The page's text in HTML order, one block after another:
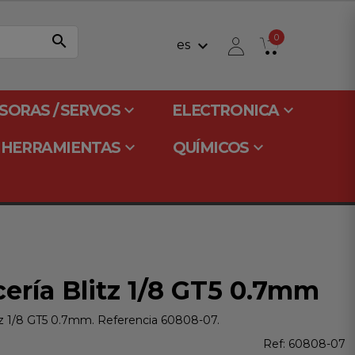
search es keyboard_arrow_down 0
/ SERVOSkeyboard_arrow_down ELECTRONICAkeyboard_arrow_down
HERRAMIENTAS keyboard_arrow_down QUÍMICOSkeyboard_arrow_down
Blitz 1/8 GT5 0.7mm
1/8 GT5 0.7mm. Referencia 60808-07.
Ref: 60808-07